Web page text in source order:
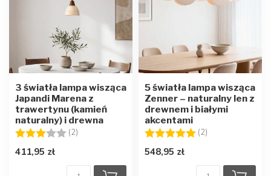
3 światła lampa wisząca
Japandi Marena z
trawertynu (kamień
naturalny) i drewna
Ocena:
(2) 3.0 na 5 gwiazdek
411,95 zł
5 światła lampa wisząca
Zenner – naturalny len z
drewnem i białymi
akcentami
Ocena:
(2)
548,95 zł